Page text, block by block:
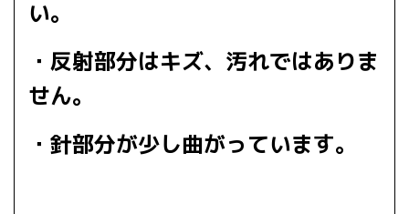
い。
・反射部分はキズ、汚れではありま
せん。
・針部分が少し曲がっています。